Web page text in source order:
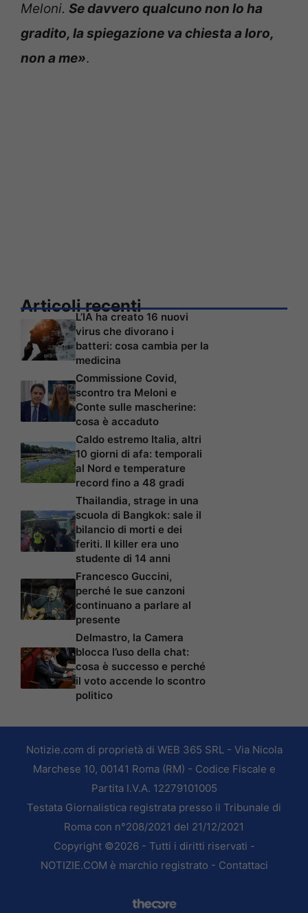
Meloni. Se davvero qualcuno non lo ha
gradito, la spiegazione va chiesta a loro,
non a me».
Articoli recenti
L’IA ha creato 16 nuovi
virus che divorano i
batteri: cosa cambia per la
medicina
Commissione Covid,
scontro tra Meloni e
Conte sulle mascherine:
cosa è accaduto
Caldo estremo Italia, altri
10 giorni di afa: temporali
al Nord e temperature
record fino a 48 gradi
Thailandia, strage in una
scuola di Bangkok: sale il
bilancio di morti e dei
feriti. Il killer era uno
studente di 14 anni
Francesco Guccini,
perché le sue canzoni
continuano a parlare al
presente
Delmastro, la Camera
blocca l’uso della chat:
cosa è successo e perché
il voto accende lo scontro
politico
Notizie.com di proprietà di WEB 365 SRL - Via Nicola
Marchese 10, 00141 Roma (RM) - Codice Fiscale e
Partita I.V.A. 12279101005
Testata Giornalistica registrata presso il Tribunale di
Roma con n°208/2021 del 21/12/2021
Copyright ©2026 - Tutti i diritti riservati -
NOTIZIE.COM è marchio registrato - Contattaci